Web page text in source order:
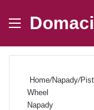
Menu
Home/Napady/
Wheel
Napady